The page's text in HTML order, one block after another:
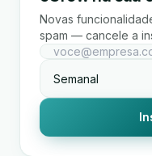
Novas
spam — cancele a